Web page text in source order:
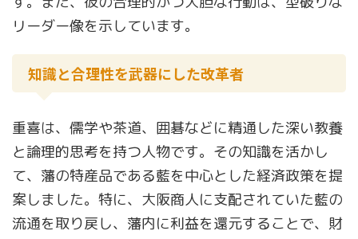
リーダー像を示しています。
知識と合理性を武器にした改革者
重喜は、儒学や茶道、囲碁などに精通した深い教養
と論理的思考を持つ人物です。その知識を活かし
て、藩の特産品である藍を中心とした経済政策を提
案しました。特に、大阪商人に支配されていた藍の
流通を取り戻し、藩内に利益を還元することで、財